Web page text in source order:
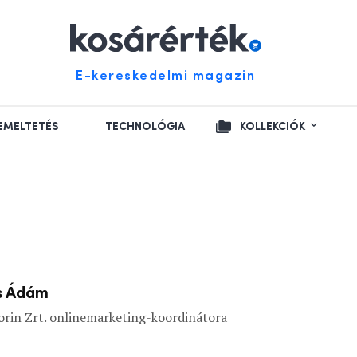
E-kereskedelmi magazin
TECHNOLÓGIA KOLLEKCIÓK
Ádám
Zrt. onlinemarketing-koordinátora